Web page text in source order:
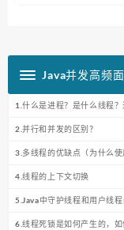
Java并发高频
1.什么是进程？是什么线程？
2.并行和并发的区别？
3.多线程的优缺点（为什么
4.线程的上下文切换
5.Java中守护线程和用户线程
6.线程死锁是如何产生的，